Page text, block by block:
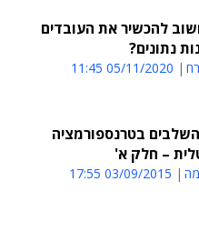
להכשיר את העובדים
נתונים?
05/11/2020 11:45
בטרנספורמציה
– חלק א'
03/09/2015 17:55